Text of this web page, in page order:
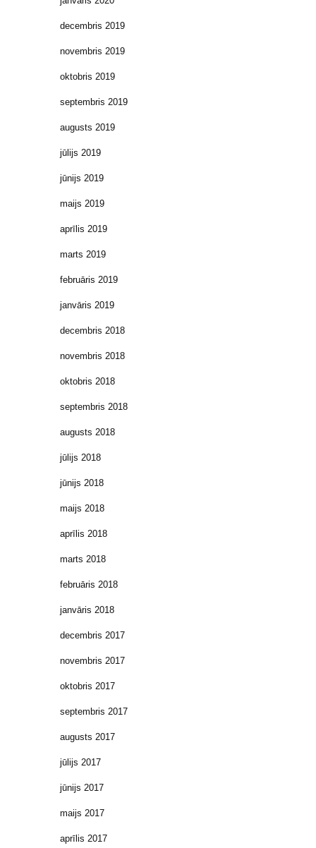
decembris 2019
novembris 2019
oktobris 2019
septembris 2019
augusts 2019
jūlijs 2019
jūnijs 2019
maijs 2019
aprīlis 2019
marts 2019
februāris 2019
janvāris 2019
decembris 2018
novembris 2018
oktobris 2018
septembris 2018
augusts 2018
jūlijs 2018
jūnijs 2018
maijs 2018
aprīlis 2018
marts 2018
februāris 2018
janvāris 2018
decembris 2017
novembris 2017
oktobris 2017
septembris 2017
augusts 2017
jūlijs 2017
jūnijs 2017
maijs 2017
aprīlis 2017